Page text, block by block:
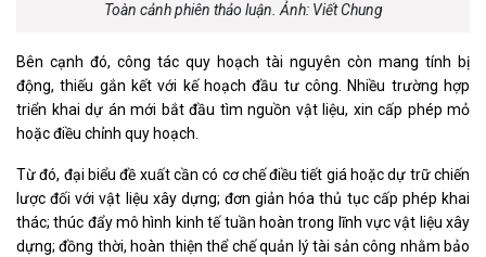
Toàn cảnh phiên thảo luận. Ảnh: Viết Chung
Bên cạnh đó, công tác quy hoạch tài nguyên còn mang tính bị
động, thiếu gắn kết với kế hoạch đầu tư công. Nhiều trường hợp
triển khai dự án mới bắt đầu tìm nguồn vật liệu, xin cấp phép mỏ
hoặc điều chỉnh quy hoạch.
Từ đó, đại biểu đề xuất cần có cơ chế điều tiết giá hoặc dự trữ chiến
lược đối với vật liệu xây dựng; đơn giản hóa thủ tục cấp phép khai
thác; thúc đẩy mô hình kinh tế tuần hoàn trong lĩnh vực vật liệu xây
dựng; đồng thời, hoàn thiện thể chế quản lý tài sản công nhằm bảo